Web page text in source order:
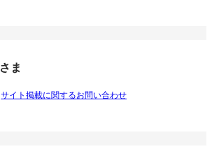
ま
サイト掲載に関するお問い合わせ